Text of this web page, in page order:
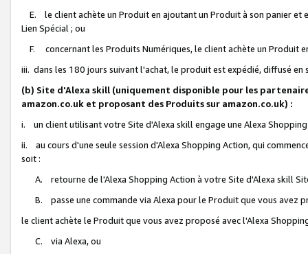
E. le client achète un Produit en ajoutant un Produit à son panier et
Lien Spécial ; ou
F. concernant les Produits Numériques, le client achète un Produit
iii. dans les 180 jours suivant l'achat, le produit est expédié, diffusé
(b) Site d'Alexa skill (uniquement disponible pour les
amazon.co.uk et proposant des Produits sur amazon.co.uk) :
i. un client utilisant votre Site d'Alexa skill engage une Alexa
ii. au cours d'une seule session d'Alexa Shopping Action, qui
soit :
A. retourne de l'Alexa Shopping Action à votre Site d'Alexa skill
B. passe une commande via Alexa pour le Produit que vous avez
le client achète le Produit que vous avez proposé avec l'Alexa
C. via Alexa, ou